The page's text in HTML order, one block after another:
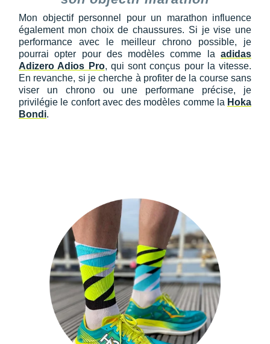
Mon objectif personnel pour un marathon influence
également mon choix de chaussures. Si je vise une
performance avec le meilleur chrono possible, je
pourrai opter pour des modèles comme la adidas
Adizero Adios Pro, qui sont conçus pour la vitesse.
En revanche, si je cherche à profiter de la course sans
viser un chrono ou une performane précise, je
privilégie le confort avec des modèles comme la Hoka
Bondi.